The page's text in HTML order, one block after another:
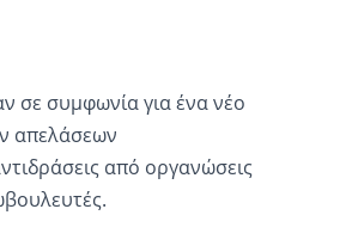
σε συμφωνία για ένα νέο
απελάσεων
από οργανώσεις